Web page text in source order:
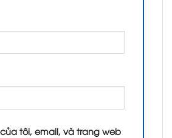
tôi, email, và trang web